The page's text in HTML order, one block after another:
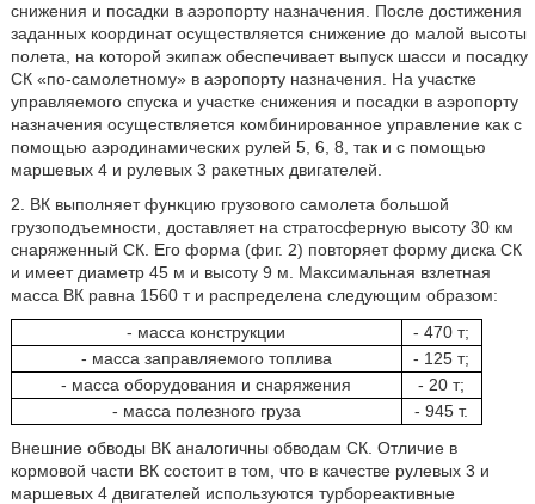
снижения и посадки в аэропорту назначения. После достижения
заданных координат осуществляется снижение до малой высоты
полета, на которой экипаж обеспечивает выпуск шасси и посадку
СК «по-самолетному» в аэропорту назначения. На участке
управляемого спуска и участке снижения и посадки в аэропорту
назначения осуществляется комбинированное управление как с
помощью аэродинамических рулей 5, 6, 8, так и с помощью
маршевых 4 и рулевых 3 ракетных двигателей.
2. ВК выполняет функцию грузового самолета большой
грузоподъемности, доставляет на стратосферную высоту 30 км
снаряженный СК. Его форма (фиг. 2) повторяет форму диска СК
и имеет диаметр 45 м и высоту 9 м. Максимальная взлетная
масса ВК равна 1560 т и распределена следующим образом:
- масса конструкции
- 470 т;
- масса заправляемого топлива
- 125 т;
- масса оборудования и снаряжения
- 20 т;
- масса полезного груза
- 945 т.
Внешние обводы ВК аналогичны обводам СК. Отличие в
кормовой части ВК состоит в том, что в качестве рулевых 3 и
маршевых 4 двигателей используются турбореактивные